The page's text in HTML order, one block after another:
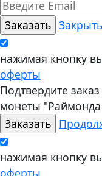
Закрыть
нажимая кнопку
оферты
Подтвердите
монеты "Раймонда
нажимая кнопку